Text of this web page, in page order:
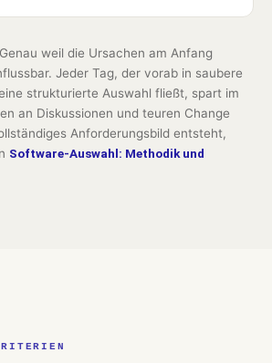
weil die Ursachen am Anfang
Jeder Tag, der vorab in saubere
strukturierte Auswahl fließt, spart im
an Diskussionen und teuren Change
Anforderungsbild entsteht,
Software-Auswahl: Methodik und